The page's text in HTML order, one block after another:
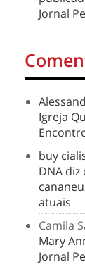
Jornal
Igreja
buy
DNA
atuais
Camila
Mary
Jornal